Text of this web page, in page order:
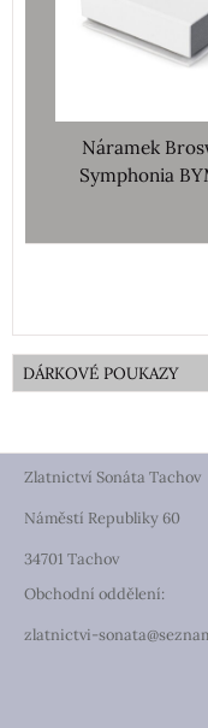
Náramek
Symphonia
DÁRKOVÉ POUKAZY
Zlatnictví Sonáta Tachov
Náměstí Republiky 60
34701 Tachov
Obchodní oddělení:
zlatnictvi-